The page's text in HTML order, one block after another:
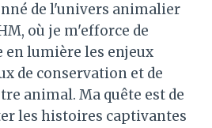
de l'univers animalier
où je m'efforce de
en lumière les enjeux
de conservation et de
animal. Ma quête est de
les histoires captivantes